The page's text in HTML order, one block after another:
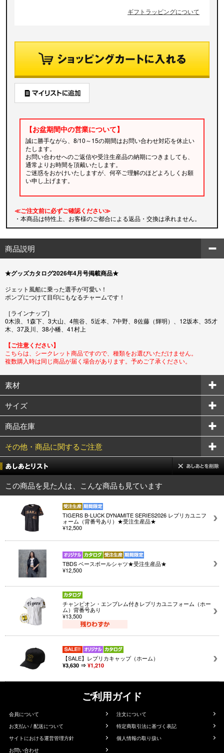
ギフトラッピングについて
【お盆期間中の営業について】
誠に勝手ながら、8/10～15の期間はお問い合わせ対応を休止い
たします。
お問い合わせへのご返信や受注生産品の納期につきましても、
通常よりお時間を頂戴いたします。
ご迷惑をおかけいたしますが、何卒ご理解のほどよろしくお願
い申し上げます。
≪ご注文前に必ずご確認ください≫
・本商品は特性上、お客様のご都合による返品・交換は承れません。
商品説明
★グッズカタログ2026年4月号掲載商品★
ジェット風船に乗った選手が可愛い！
ポンプにつけて目印にもなるチャームです！
［ラインナップ］
0木浪、1森下、3大山、4熊谷、5近本、7中野、8佐藤（輝明）、12坂本、35才
木、37及川、38小幡、41村上
【ご注意ください】
こちらは、シークレット商品ですので、種類をお選びいただけません。
複数購入時は同じ商品が届く場合があります。予めご了承ください。
素材
サイズ
商品在庫
その他・商品に関するご注意
この商品を見た人は、こんな商品も見ています
TIGERS B-LUCK DYNAMITE SERIES2026 レプリカユニフ
ォーム（背番号あり）★受注生産品★
¥12,500
TBDS ベースボールシャツ★受注生産品★
¥12,500
チャンピオン・エンブレム付きレプリカユニフォーム（ホー
ム）背番号あり
¥13,500
【SALE】レプリカキャップ（ホーム）
¥3,630 ⇒ ¥1,210
ご利用ガイド
会員について
注文について
お支払い / 配送について
特定商取引法に基づく表記
サイトにおける運営管理方針
個人情報の取り扱い
お問い合わせ